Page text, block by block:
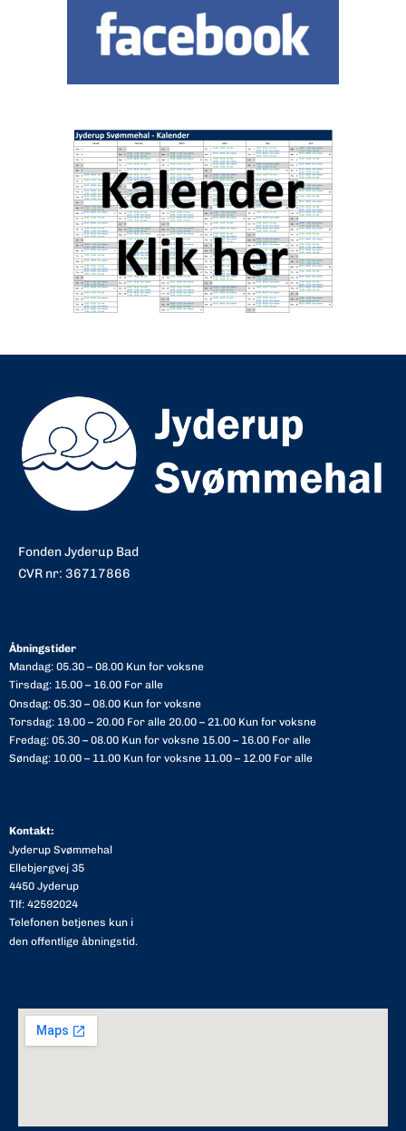
Fonden Jyderup Bad
CVR nr: 36717866
Åbningstider
Mandag: 05.30 – 08.00 Kun for voksne
Tirsdag: 15.00 – 16.00 For alle
Onsdag: 05.30 – 08.00 Kun for voksne
Torsdag: 19.00 – 20.00 For alle 20.00 – 21.00 Kun for voksne
Fredag: 05.30 – 08.00 Kun for voksne 15.00 – 16.00 For alle
Søndag: 10.00 – 11.00 Kun for voksne 11.00 – 12.00 For alle
Kontakt:
Jyderup Svømmehal
Ellebjergvej 35
4450 Jyderup
Tlf: 42592024
Telefonen betjenes kun i
den offentlige åbningstid.